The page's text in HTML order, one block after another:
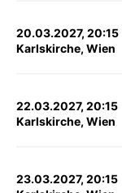
20.03.2027, 20:15
Karlskirche, Wien
22.03.2027, 20:15
Karlskirche, Wien
23.03.2027, 20:15